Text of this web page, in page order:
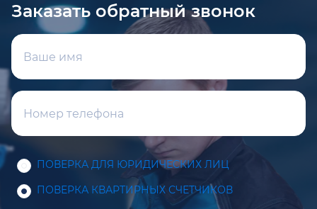
Заказать обратный звонок
ПОВЕРКА ДЛЯ ЮРИДИЧЕСКИХ ЛИЦ
ПОВЕРКА КВАРТИРНЫХ СЧЕТЧИКОВ